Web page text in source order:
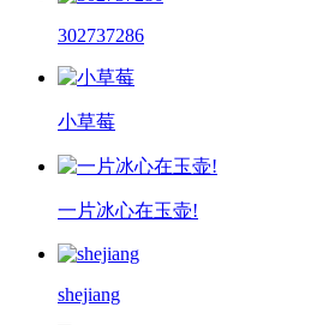
302737286
小草莓
一片冰心在玉壶!
shejiang